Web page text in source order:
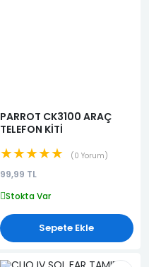
PARROT CK3100 ARAÇ
TELEFON KİTİ
★★★★★ 0 Yorum
99,99 TL
Stokta Var
Sepete Ekle